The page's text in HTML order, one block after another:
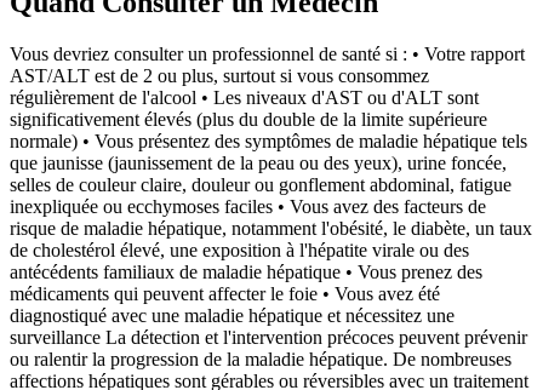
Vous devriez consulter un professionnel de santé si : • Votre rapport
AST/ALT est de 2 ou plus, surtout si vous consommez
régulièrement de l'alcool • Les niveaux d'AST ou d'ALT sont
significativement élevés (plus du double de la limite supérieure
normale) • Vous présentez des symptômes de maladie hépatique tels
que jaunisse (jaunissement de la peau ou des yeux), urine foncée,
selles de couleur claire, douleur ou gonflement abdominal, fatigue
inexpliquée ou ecchymoses faciles • Vous avez des facteurs de
risque de maladie hépatique, notamment l'obésité, le diabète, un taux
de cholestérol élevé, une exposition à l'hépatite virale ou des
antécédents familiaux de maladie hépatique • Vous prenez des
médicaments qui peuvent affecter le foie • Vous avez été
diagnostiqué avec une maladie hépatique et nécessitez une
surveillance La détection et l'intervention précoces peuvent prévenir
ou ralentir la progression de la maladie hépatique. De nombreuses
affections hépatiques sont gérables ou réversibles avec un traitement